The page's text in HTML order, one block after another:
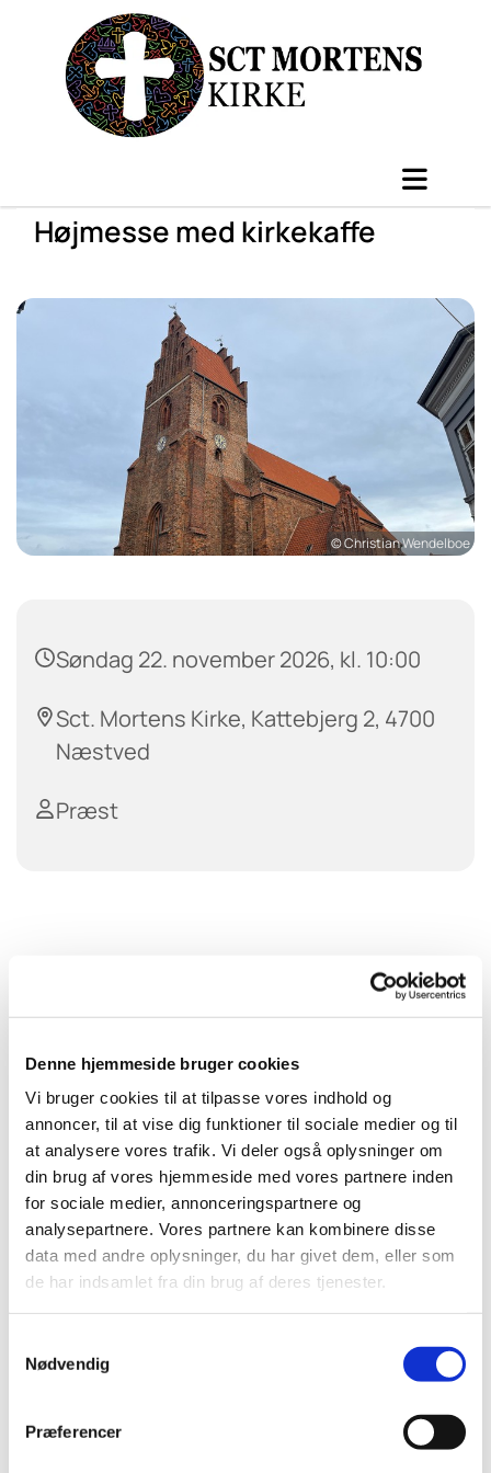
Denne hjemmeside bruger cookies
Vi bruger cookies til at tilpasse vores indhold og
annoncer, til at vise dig funktioner til sociale medier og til
at analysere vores trafik. Vi deler også oplysninger om
din brug af vores hjemmeside med vores partnere inden
for sociale medier, annonceringspartnere og
analysepartnere. Vores partnere kan kombinere disse
data med andre oplysninger, du har givet dem, eller som
de har indsamlet fra din brug af deres tjenester.
Nødvendig
Præferencer
Højmesse med kirkekaffe
© Christian Wendelboe
Søndag 22. november 2026, kl. 10:00
Sct. Mortens Kirke, Kattebjerg 2, 4700
Næstved
Præst
Du vil måske også kunne lide...